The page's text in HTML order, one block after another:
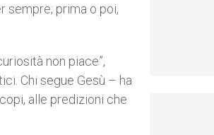
sempre; prima o poi,
non piace”,
Chi segue Gesù – ha
alle predizioni che